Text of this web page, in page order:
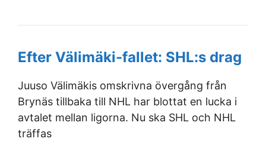
Efter Välimäki-fallet: SHL:s drag
Juuso Välimäkis omskrivna övergång från
Brynäs tillbaka till NHL har blottat en lucka i
avtalet mellan ligorna. Nu ska SHL och NHL
träffas